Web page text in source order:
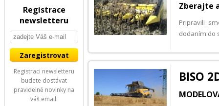
Zberajte
Pripravili
dodaním do
BISO
Registrace
newsletteru
Registraci newsletteru
budete dostávat
pravidelně novinky na
váš email.